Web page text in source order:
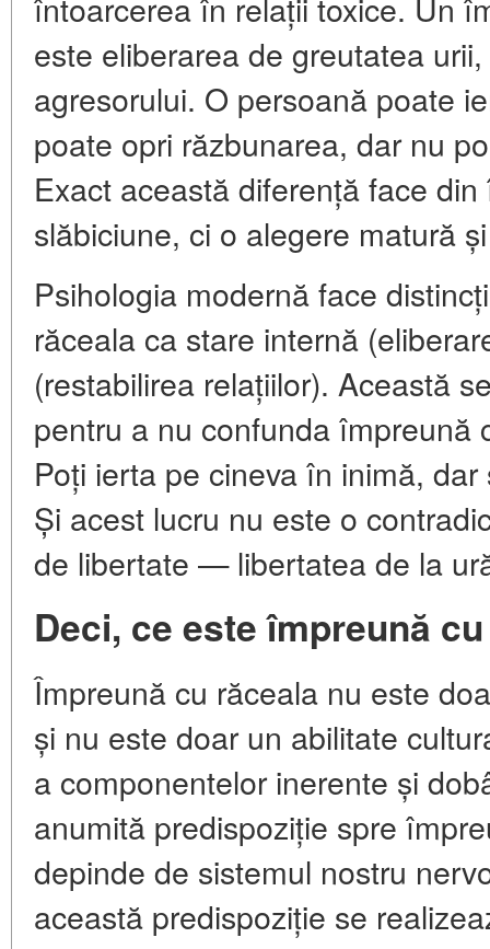
este eliberarea de greutatea
agresorului. O persoană poate
poate opri răzbunarea, dar nu
Exact această diferență face
slăbiciune, ci o alegere matură
Psihologia modernă face
răceala ca stare internă
(restabilirea relațiilor). Această
pentru a nu confunda împreună
Poți ierta pe cineva în inimă,
Și acest lucru nu este o
de libertate — libertatea de la
Deci, ce este împreună
Împreună cu răceala nu este
și nu este doar un abilitate
a componentelor inerente și
anumită predispoziție spre
depinde de sistemul nostru
această predispoziție se